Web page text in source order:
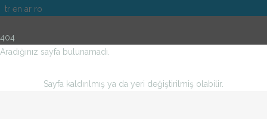
tr en ar ro
404
Aradığınız sayfa bulunamadı.
Sayfa kaldırılmış ya da yeri değiştirilmiş olabilir.